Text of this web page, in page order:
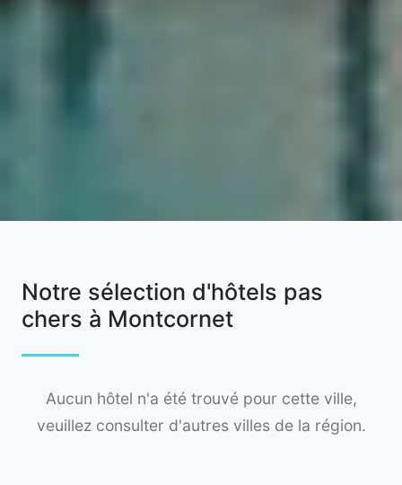
Notre sélection d'hôtels pas
chers à Montcornet
Aucun hôtel n'a été trouvé pour cette ville,
veuillez consulter d'autres villes de la région.